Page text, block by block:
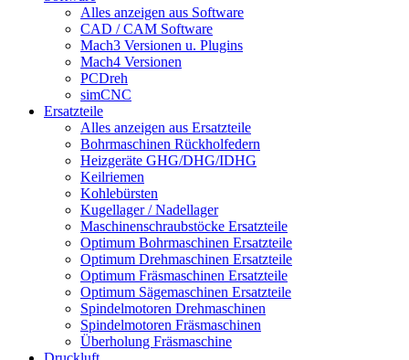
Alles anzeigen aus Software
CAD / CAM Software
Mach3 Versionen u. Plugins
Mach4 Versionen
PCDreh
simCNC
Ersatzteile
Alles anzeigen aus Ersatzteile
Bohrmaschinen Rückholfedern
Heizgeräte GHG/DHG/IDHG
Keilriemen
Kohlebürsten
Kugellager / Nadellager
Maschinenschraubstöcke Ersatzteile
Optimum Bohrmaschinen Ersatzteile
Optimum Drehmaschinen Ersatzteile
Optimum Fräsmaschinen Ersatzteile
Optimum Sägemaschinen Ersatzteile
Spindelmotoren Drehmaschinen
Spindelmotoren Fräsmaschinen
Überholung Fräsmaschine